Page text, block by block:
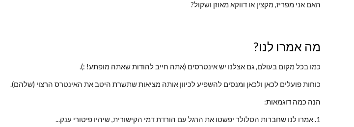
האם אני מפריז, מקצין או דווקא מאוזן ושקול?
מה אמרו לנו?
כמו בכל מקום בעולם, גם אצלנו יש אינטרסים (אתה חייב להודות שאתה מופתע! :).
כוחות פועלים לכאן ולכאן ומנסים להשפיע לכיוון אותה מציאות שתשרת היטב את האינטרס הרצוי (שלהם).
הנה כמה דוגמאות:
1. אמרו לנו שחברות הסלולר יפשטו את הרגל עם הורדת דמי הקישורית, שיהיו פיטורי ענק...